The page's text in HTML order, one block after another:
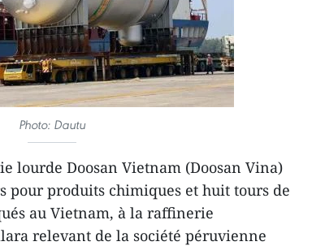
Photo: Dautu
lourde Doosan Vietnam (Doosan Vina)
produits chimiques et huit tours de
au Vietnam, à la raffinerie
relevant de la société péruvienne